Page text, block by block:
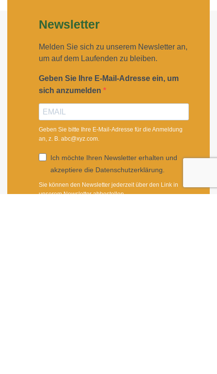
Newsletter
Melden Sie sich zu unserem Newsletter an,
um auf dem Laufenden zu bleiben.
Geben Sie Ihre E-Mail-Adresse ein, um
sich anzumelden
Geben Sie bitte Ihre E-Mail-Adresse für die Anmeldung
an, z. B. abc@xyz.com.
Ich möchte Ihren Newsletter erhalten und
akzeptiere die Datenschutzerklärung.
Sie können den Newsletter jederzeit über den Link in
unserem Newsletter abbestellen.